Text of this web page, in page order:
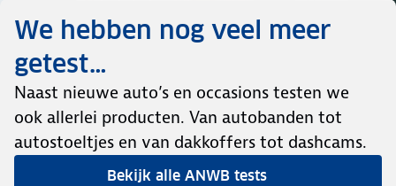
We hebben nog veel meer
getest…
Naast nieuwe auto’s en occasions testen we
ook allerlei producten. Van autobanden tot
autostoeltjes en van dakkoffers tot dashcams.
Bekijk alle ANWB tests